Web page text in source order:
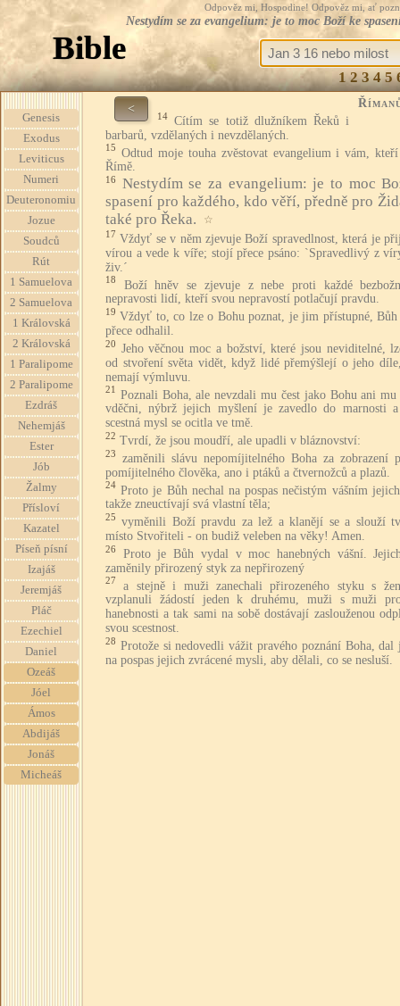
Odpověz mi, Hospodine! Odpověz mi, ať
Nestydím se za evangelium: je to moc Boží ke
Bible
1 2 3 4 5
Genesis
Exodus
Leviticus
Numeri
Deuteronomiu
Jozue
Soudců
Rút
1 Samuelova
2 Samuelova
1 Královská
2 Královská
1 Paralipome
2 Paralipome
Ezdráš
Nehemjáš
Ester
Jób
Žalmy
Přísloví
Kazatel
Píseň písní
Izajáš
Jeremjáš
Pláč
Ezechiel
Daniel
Ozeáš
Jóel
Ámos
Abdijáš
Jonáš
Micheáš
<
14 Cítím se totiž dlužníkem Řeků i
barbarů, vzdělaných i nevzdělaných.
15 Odtud moje touha zvěstovat evangelium i vám,
Římě.
16
Nestydím se za evangelium: je to moc
spasení pro každého, kdo věří, předně pro
také pro Řeka.
☆
17 Vždyť se v něm zjevuje Boží spravedlnost, která je
vírou a vede k víře; stojí přece psáno: `Spravedlivý z
živ.´
18
Boží hněv se zjevuje z nebe proti každé
nepravosti lidí, kteří svou nepravostí potlačují pravdu.
19 Vždyť to, co lze o Bohu poznat, je jim přístupné,
přece odhalil.
20 Jeho věčnou moc a božství, které jsou neviditelné,
od stvoření světa vidět, když lidé přemýšlejí o jeho
nemají výmluvu.
21 Poznali Boha, ale nevzdali mu čest jako Bohu ani
vděčni, nýbrž jejich myšlení je zavedlo do marnosti
scestná mysl se ocitla ve tmě.
22 Tvrdí, že jsou moudří, ale upadli v bláznovství:
23
zaměnili slávu nepomíjitelného Boha za zobrazení
pomíjitelného člověka, ano i ptáků a čtvernožců a plazů.
24 Proto je Bůh nechal na pospas nečistým vášním
takže zneuctívají svá vlastní těla;
25
vyměnili Boží pravdu za lež a klanějí se a slouží
místo Stvořiteli - on budiž veleben na věky! Amen.
26
Proto je Bůh vydal v moc hanebných vášní.
zaměnily přirozený styk za nepřirozený
27
a stejně i muži zanechali přirozeného styku s
vzplanuli žádostí jeden k druhému, muži s muži
hanebnosti a tak sami na sobě dostávají zaslouženou
svou scestnost.
28 Protože si nedovedli vážit pravého poznání Boha, dal
na pospas jejich zvrácené mysli, aby dělali, co se nesluší.